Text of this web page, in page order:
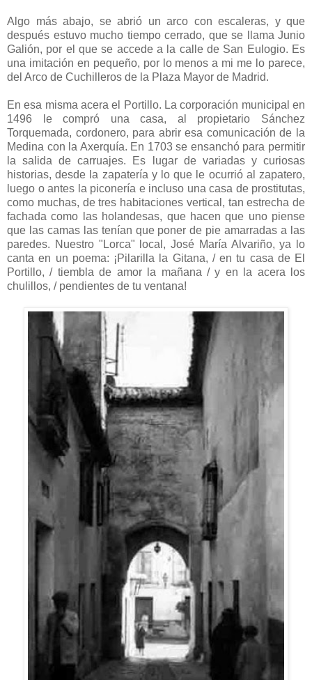
Algo más abajo, se abrió un arco con escaleras, y que
después estuvo mucho tiempo cerrado, que se llama Junio
Galión, por el que se accede a la calle de San Eulogio. Es
una imitación en pequeño, por lo menos a mi me lo parece,
del Arco de Cuchilleros de la Plaza Mayor de Madrid.
En esa misma acera el Portillo. La corporación municipal en
1496 le compró una casa, al propietario Sánchez
Torquemada, cordonero, para abrir esa comunicación de la
Medina con la Axerquía. En 1703 se ensanchó para permitir
la salida de carruajes. Es lugar de variadas y curiosas
historias, desde la zapatería y lo que le ocurrió al zapatero,
luego o antes la piconería e incluso una casa de prostitutas,
como muchas, de tres habitaciones vertical, tan estrecha de
fachada como las holandesas, que hacen que uno piense
que las camas las tenían que poner de pie amarradas a las
paredes. Nuestro "Lorca" local, José María Alvariño, ya lo
canta en un poema: ¡Pilarilla la Gitana, / en tu casa de El
Portillo, / tiembla de amor la mañana / y en la acera los
chulillos, / pendientes de tu ventana!